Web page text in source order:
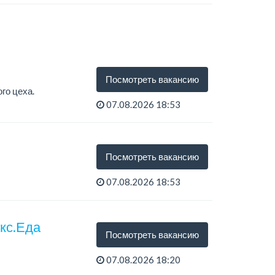
цеха.
Посмотреть вакансию
07.08.2026 18:53
Посмотреть вакансию
07.08.2026 18:53
Посмотреть вакансию
07.08.2026 18:20